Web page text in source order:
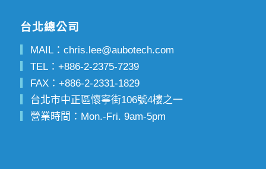
台北總公司
MAIL： chris.lee@aubotech.com
TEL： +886-2-2375-7239
FAX： +886-2-2331-1829
台北市中正區懷寧街106號4樓之一
營業時間：Mon.-Fri. 9am-5pm